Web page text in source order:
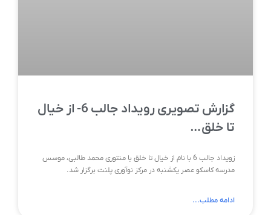
گزارش تصویری رویداد جالب 6- از خیال
تا خلق…
زویداد جالب 6 با نام از خیال تا خلق با منتوری محمد طالبی، موسس
مدرسه کاسکو عصر یکشنبه در مرکز نوآوری پلنت برگزار شد.
ادامه مطلب...